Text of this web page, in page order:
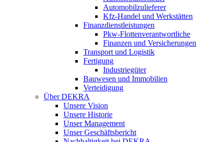
Automobilzulieferer
Kfz-Handel und Werkstätten
Finanzdienstleistungen
Pkw‑Flottenverantwortliche
Finanzen und Versicherungen
Transport und Logistik
Fertigung
Industriegüter
Bauwesen und Immobilien
Verteidigung
Über DEKRA
Unsere Vision
Unsere Historie
Unser Management
Unser Geschäftsbericht